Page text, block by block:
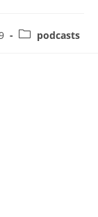
podcasts